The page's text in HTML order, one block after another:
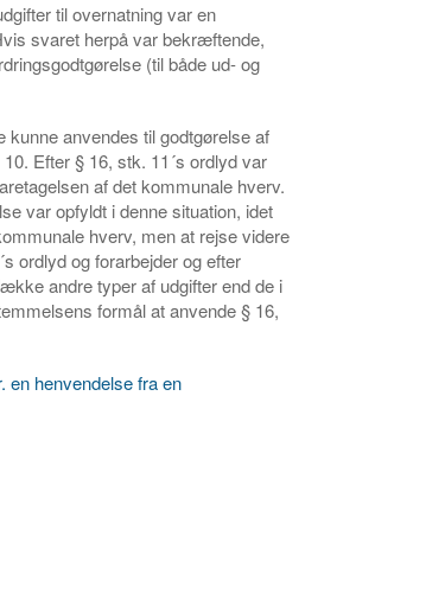
til overnatning var en
svaret herpå var bekræftende,
(til både ud- og
kunne anvendes til godtgørelse af
Efter § 16, stk. 11´s ordlyd var
af det kommunale hverv.
var opfyldt i denne situation, idet
hverv, men at rejse videre
ordlyd og forarbejder og efter
andre typer af udgifter end de i
formål at anvende § 16,
en henvendelse fra en